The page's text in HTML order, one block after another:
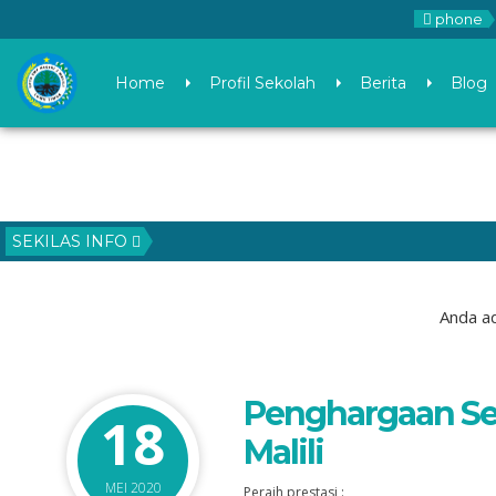
phone
Home Profil Sekolah Berita Blog
SEKILAS INFO
Anda
18
MEI 2020
Penghargaan
Malili
Peraih prestasi :